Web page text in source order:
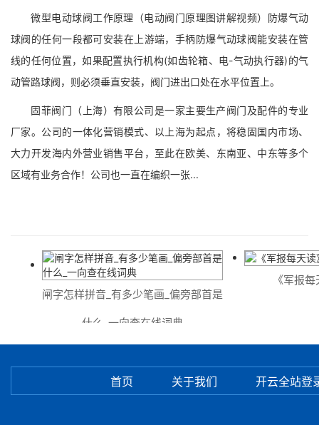
微型电动球阀工作原理（电动阀门原理图讲解视频）防爆气动
球阀的任何一段都可安装在上游端，手柄防爆气动球阀能安装在管
线的任何位置，如果配置执行机构(如齿轮箱、电-气动执行器)的气
动管路球阀，则必须垂直安装，阀门进出口处在水平位置上。
固菲阀门（上海）有限公司是一家主要生产阀门及配件的专业
厂家。公司的一体化营销模式、以上海为起点，将稳固国内市场、
大力开发海内外营业销售平台，至此在欧美、东南亚、中东等多个
区域有业务合作！公司也一直在编织一张...
闸字怎样拼音_有多少笔画_偏旁部首是
什么_一向查在线词典
《军报每
首页 关于我们 开云全站登